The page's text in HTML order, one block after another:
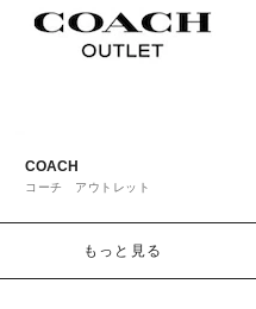
COACH
コーチ アウトレット
もっと見る